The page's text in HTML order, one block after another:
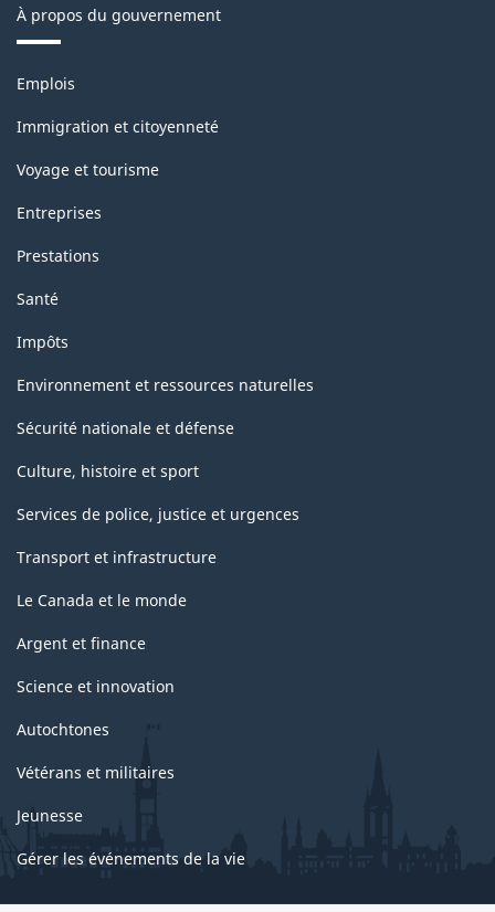
À propos du gouvernement
Thèmes
sujets
Emplois
Immigration et citoyenneté
Voyage et tourisme
Entreprises
Prestations
Santé
Impôts
Environnement et ressources naturelles
Sécurité nationale et défense
Culture, histoire et sport
Services de police, justice et urgences
Transport et infrastructure
Le Canada et le monde
Argent et finance
Science et innovation
Autochtones
Vétérans et militaires
Jeunesse
Gérer les événements de la vie